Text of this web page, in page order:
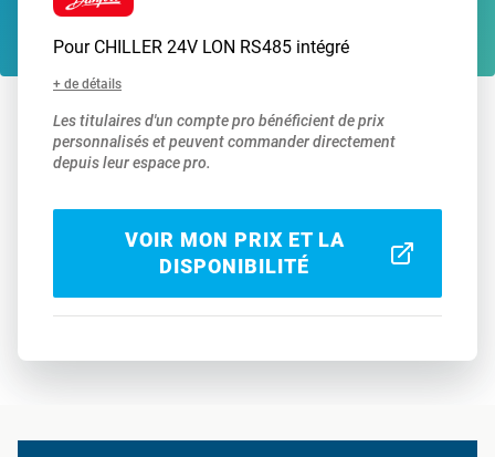
Pour CHILLER 24V LON RS485 intégré
+ de détails
Les titulaires d'un compte pro bénéficient de prix
personnalisés et peuvent commander directement
depuis leur espace pro.
VOIR MON PRIX ET LA
DISPONIBILITÉ